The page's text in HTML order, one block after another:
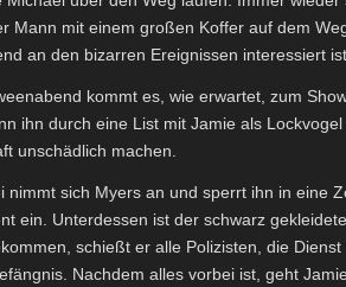
Mann mit einem großen Koffer auf dem
an den bizarren Ereignissen interessiert ist.
kommt es, wie erwartet, zum
ihn durch eine List mit Jamie als
unschädlich machen.
nimmt sich Myers an und sperrt ihn in eine
ein. Unterdessen ist der schwarz
schießt er alle Polizisten, die
Nachdem alles vorbei ist, geht